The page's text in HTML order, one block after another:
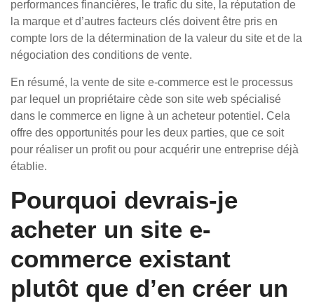
performances financières, le trafic du site, la réputation de
la marque et d’autres facteurs clés doivent être pris en
compte lors de la détermination de la valeur du site et de la
négociation des conditions de vente.
En résumé, la vente de site e-commerce est le processus
par lequel un propriétaire cède son site web spécialisé
dans le commerce en ligne à un acheteur potentiel. Cela
offre des opportunités pour les deux parties, que ce soit
pour réaliser un profit ou pour acquérir une entreprise déjà
établie.
Pourquoi devrais-je
acheter un site e-
commerce existant
plutôt que d’en créer un